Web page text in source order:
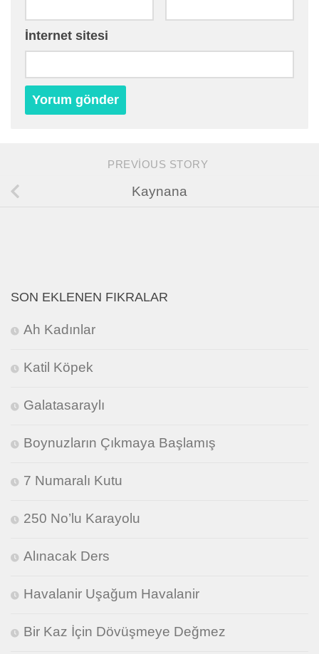
İnternet sitesi
PREVIOUS STORY
Kaynana
SON EKLENEN FIKRALAR
Ah Kadınlar
Katil Köpek
Galatasaraylı
Boynuzların Çıkmaya Başlamış
7 Numaralı Kutu
250 No’lu Karayolu
Alınacak Ders
Havalanir Uşağum Havalanir
Bir Kaz İçin Dövüşmeye Değmez